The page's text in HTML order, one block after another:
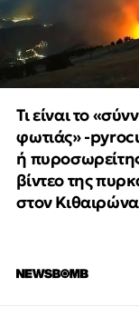
Τι είναι το
φωτιάς» -
ή
βίντεο της
στον Κιθαιρώνα